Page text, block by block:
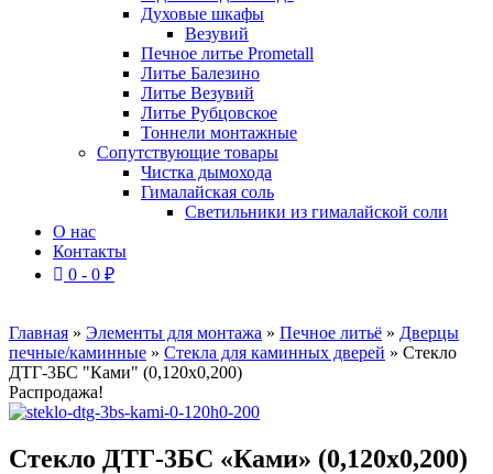
Духовые шкафы
Везувий
Печное литье Prometall
Литье Балезино
Литье Везувий
Литье Рубцовское
Тоннели монтажные
Сопутствующие товары
Чистка дымохода
Гималайская соль
Светильники из гималайской соли
О нас
Контакты
0 - 0 ₽
Главная » Элементы для монтажа » Печное литьё » Дверцы
печные/каминные » Стекла для каминных дверей » Стекло
ДТГ-3БС "Ками" (0,120х0,200)
Распродажа!
Стекло ДТГ-3БС «Ками» (0,120х0,200)